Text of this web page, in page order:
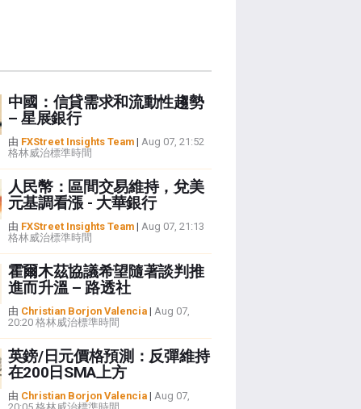
中國：信貸需求和流動性趨勢
– 星展銀行
由 FXStreet Insights Team| Aug 07, 21:52
格林威治標準時間
人民幣：區間交易維持，兌美
元基調看漲 - 大華銀行
由 FXStreet Insights Team| Aug 07, 21:13
格林威治標準時間
霍爾木茲協議希望隨著談判推
進而升溫 – 路透社
由 Christian Borjon Valencia| Aug 07,
20:20 格林威治標準時間
英鎊/日元價格預測：反彈維持
在200日SMA上方
由 Christian Borjon Valencia| Aug 07,